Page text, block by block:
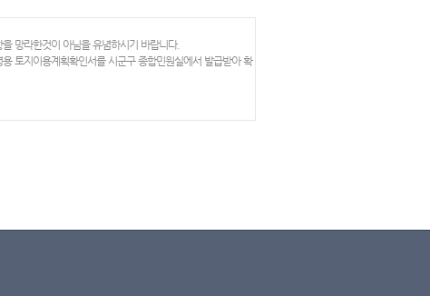
망라한것이 아님을 유념하시기 바랍니다.
토지이용계획확인서를 시군구 종합민원실에서 발급받아 확